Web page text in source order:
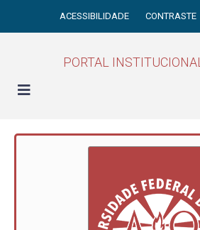
ACESSIBILIDADE CONTRASTE
PORTAL INSTITUCIONAL